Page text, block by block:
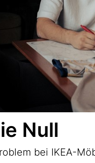
Null
bei IKEA-